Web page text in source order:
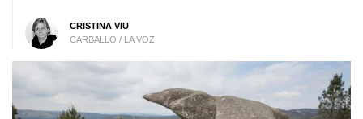
CRISTINA VIU
CARBALLO / LA VOZ